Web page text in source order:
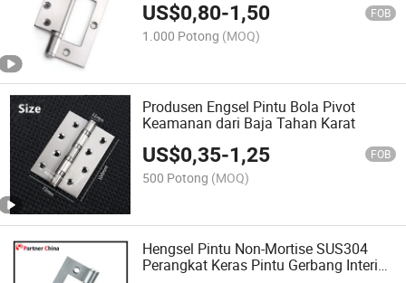
US$0,80-1,50 FOB
1.000 Potong (MOQ)
Produsen Engsel Pintu Bola Pivot
Keamanan dari Baja Tahan Karat
US$0,35-1,25 FOB
500 Potong (MOQ)
Hengsel Pintu Non-Mortise SUS304
Perangkat Keras Pintu Gerbang Interior